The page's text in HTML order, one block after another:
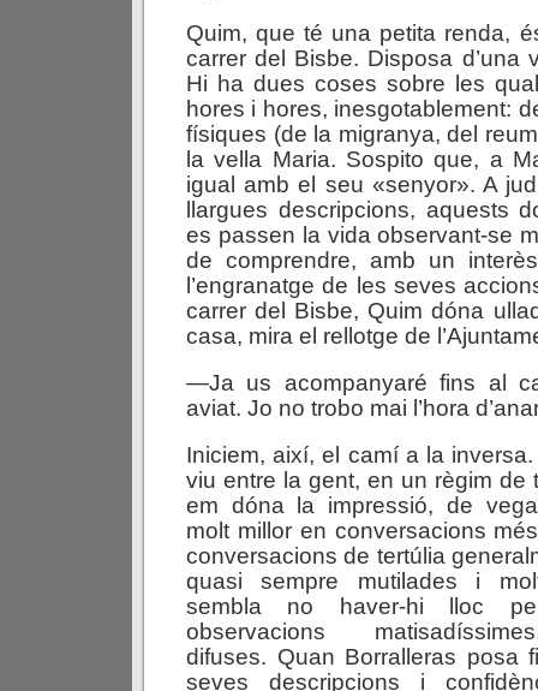
Quim, que té una petita renda,
carrer del Bisbe. Disposa d’una
Hi ha dues coses sobre les
hores i hores, inesgotablement:
físiques (de la migranya, del
la vella Maria. Sospito que, a
igual amb el seu «senyor». A
llargues descripcions, aquests
es passen la vida observant-se
de comprendre, amb un
l’engranatge de les seves
carrer del Bisbe, Quim dóna
casa, mira el rellotge de
—Ja us acompanyaré fins al
aviat. Jo no trobo mai l’hora
Iniciem, així, el camí a la
viu entre la gent, en un règim de
em dóna la impressió, de
molt millor en conversacions
conversacions de tertúlia
quasi sempre mutilades i
sembla no haver-hi lloc
observacions
difuses. Quan Borralleras posa
seves descripcions i